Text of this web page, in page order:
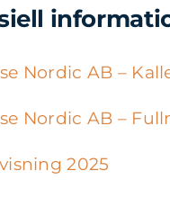
Nordic AB –
Nordic AB –
2025